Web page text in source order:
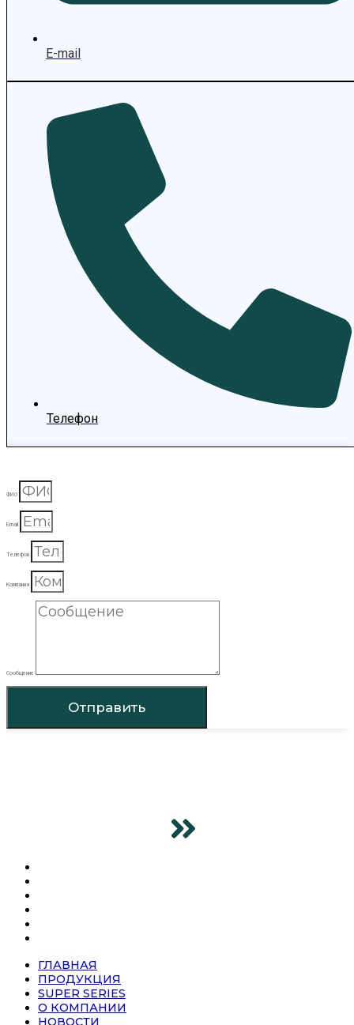
E-mail
Телефон
ФИО
Email
Телефон
Компания
Сообщение
Отправить
ГЛАВНАЯ
ПРОДУКЦИЯ
SUPER SERIES
О КОМПАНИИ
НОВОСТИ